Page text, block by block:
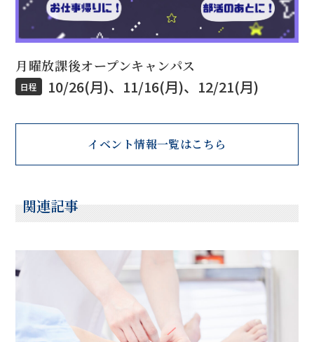
月曜放課後オープンキャンパス
日程 10/26(月)、11/16(月)、12/21(月)
イベント情報一覧はこちら
関連記事